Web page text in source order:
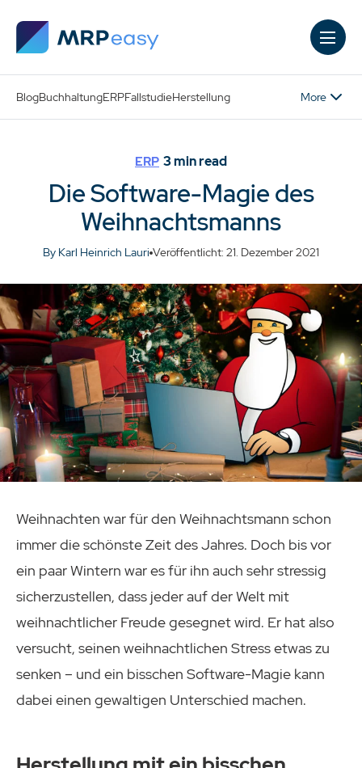
BlogBuchhaltungERPFallstudieHerstellung More
ERP 3min read
Die Software-Magie des
Weihnachtsmanns
By Karl Heinrich Lauri Veröffentlicht: 21. Dezember 2021
Weihnachten war für den Weihnachtsmann schon
immer die schönste Zeit des Jahres. Doch bis vor
ein paar Wintern war es für ihn auch sehr stressig
sicherzustellen, dass jeder auf der Welt mit
weihnachtlicher Freude gesegnet wird. Er hat also
versucht, seinen weihnachtlichen Stress etwas zu
senken – und ein bisschen Software-Magie kann
dabei einen gewaltigen Unterschied machen.